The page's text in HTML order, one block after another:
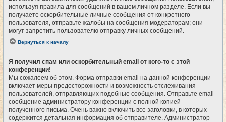
используя правила для сообщений в вашем личном разделе. Если вы
получаете оскорбительные личные сообщения от конкретного
пользователя, отправьте жалобы на сообщения модераторам; они
могут запретить пользователю отправку личных сообщений.
Вернуться к началу
Я получил спам или оскорбительный email от кого-то с этой
конференции!
Мы сожалеем об этом. Форма отправки email на данной конференции
включает меры предосторожности и возможность отслеживания
пользователей, отправляющих подобные сообщения. Отправьте email-
сообщение администратору конференции с полной копией
полученного письма. Очень важно включить все заголовки, в которых
содержится детальная информация об отправителе. Администратор